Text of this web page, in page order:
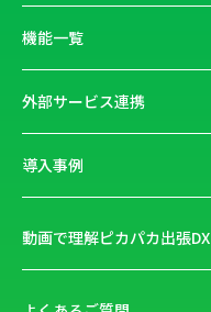
機能一覧
外部サービス連携
導入事例
動画で理解ピカパカ出張DX